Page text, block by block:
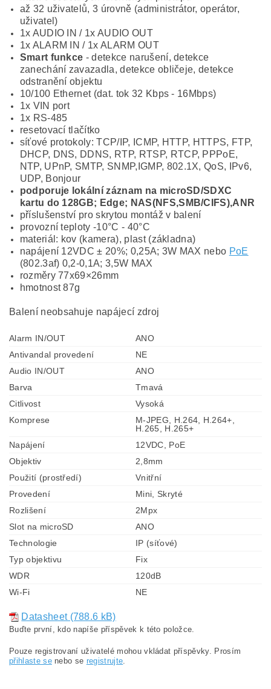
až 32 uživatelů, 3 úrovně (administrátor, operátor,
uživatel)
1x AUDIO IN / 1x AUDIO OUT
1x ALARM IN / 1x ALARM OUT
Smart funkce - detekce narušení, detekce
zanechání zavazadla, detekce obličeje, detekce
odstranění objektu
10/100 Ethernet (dat. tok 32 Kbps - 16Mbps)
1x VIN port
1x RS-485
resetovací tlačítko
síťové protokoly: TCP/IP, ICMP, HTTP, HTTPS, FTP,
DHCP, DNS, DDNS, RTP, RTSP, RTCP, PPPoE,
NTP, UPnP, SMTP, SNMP,IGMP, 802.1X, QoS, IPv6,
UDP, Bonjour
podporuje lokální záznam na microSD/SDXC
kartu do 128GB; Edge; NAS(NFS,SMB/CIFS),ANR
příslušenství pro skrytou montáž v balení
provozní teploty -10°C - 40°C
materiál: kov (kamera), plast (základna)
napájení 12VDC ± 20%; 0,25A; 3W MAX nebo PoE
(802.3af) 0,2-0,1A; 3,5W MAX
rozměry 77x69×26mm
hmotnost 87g
Balení neobsahuje napájecí zdroj
Alarm IN/OUT
ANO
Antivandal provedení
NE
Audio IN/OUT
ANO
Barva
Tmavá
Citlivost
Vysoká
Komprese
M-JPEG, H.264, H.264+,
H.265, H.265+
Napájení
12VDC, PoE
Objektiv
2,8mm
Použití (prostředí)
Vnitřní
Provedení
Mini, Skryté
Rozlišení
2Mpx
Slot na microSD
ANO
Technologie
IP (síťové)
Typ objektivu
Fix
WDR
120dB
Wi-Fi
NE
Datasheet (788.6 kB)
Buďte první, kdo napíše příspěvek k této položce.
Pouze registrovaní uživatelé mohou vkládat příspěvky. Prosím
přihlaste senebo se registrujte.